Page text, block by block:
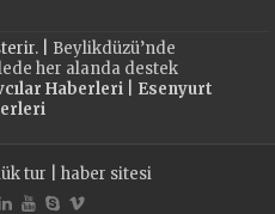
| Beylikdüzü’nde
her alanda destek
Haberleri| Esenyurt
tur haber sitesi